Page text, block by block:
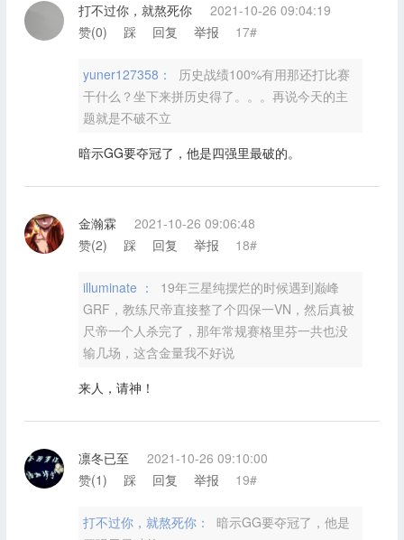
打不过你，就熬死你
2021-10-26 09:04:19
赞(0) 踩 回复 举报 17#
yuner127358：
历史战绩100%有用那还打比赛
干什么？坐下来拼历史得了。。。再说今天的主
题就是不破不立
暗示GG要夺冠了，他是四强里最破的。
金瀚霖
2021-10-26 09:06:48
赞(2) 踩 回复 举报 18#
illuminate ：
19年三星纯摆烂的时候遇到巅峰
GRF，教练尺帝直接整了个四保一VN，然后真被
尺帝一个人杀完了，那年常规赛格里芬一共也没
输几场，这含金量我不好说
来人，请神！
凛冬已至
2021-10-26 09:10:00
赞(1) 踩 回复 举报 19#
打不过你，就熬死你：
暗示GG要夺冠了，他是